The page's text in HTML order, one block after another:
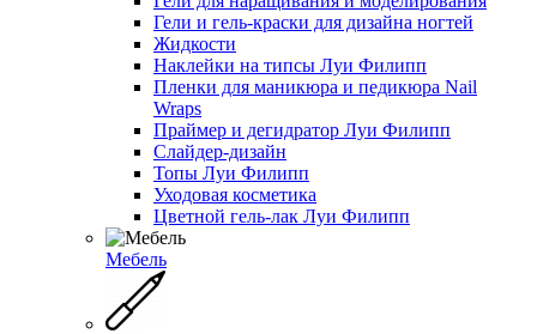
Гели и гель-краски для дизайна ногтей
Жидкости
Наклейки на типсы Луи Филипп
Пленки для маникюра и педикюра Nail
Wraps
Праймер и дегидратор Луи Филипп
Слайдер-дизайн
Топы Луи Филипп
Уходовая косметика
Цветной гель-лак Луи Филипп
Мебель